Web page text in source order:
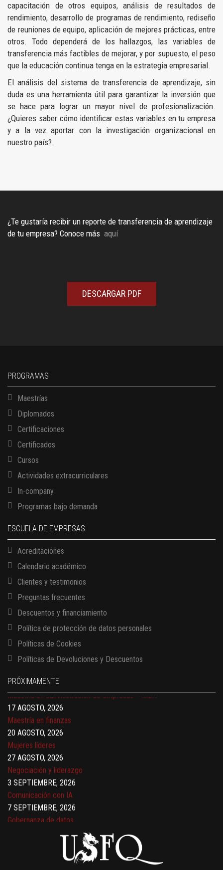
capacitación de otros equipos, análisis de resultados de
rendimiento, desarrollo de programas de rendimiento, rediseño
de reuniones de equipo, aplicación de mejores prácticas, entre
otros. Todo dependerá de los hallazgos, las variables de
transferencia más factibles de mejorar, y por supuesto, el peso
que la educación continua tenga en la estrategia empresarial.
El análisis del sistema de transferencia de aprendizaje, sin
duda es una herramienta útil para garantizar la inversión que
se hace para lograr un mayor nivel de profesionalización.
¿Quieres saber cómo identificar estas variables en tu empresa
y a la vez aportar con la investigación organizacional en
nuestro país?.
¿Te gustaría recibir un reporte de transferencia de aprendizaje
de tu empresa? Conoce más aquí
DESCARGAR PDF
PROGRAMAS
Maestrías
Diplomados
Certificaciones
Certificados
Cursos
Actividades extracurriculares
In-company
Programas bajo demanda
ESCUELA DE EMPRESAS
Acreditaciones
Calendario académico
Clientes y testimonios
Preguntas frecuentes
Descuentos y financiamiento
Política de protección de datos personales
Políticas de Cookies
Políticas de Devoluciones y Descuentos
PRÓXIMAMENTE
13 AGOSTO, 2026
Finanzas para no financieros
17 AGOSTO, 2026
Gerencia de empresas familiares
17 AGOSTO, 2026
Maestría en administración de empresas – MBA
17 AGOSTO, 2026
Maestría en finanzas
20 AGOSTO, 2026
Mujeres líderes
27 AGOSTO, 2026
Negociación y liderazgo
3 SEPTIEMBRE, 2026
Comunicación con IA
7 SEPTIEMBRE, 2026
Gobernanza de datos
Finanzas para no financieros